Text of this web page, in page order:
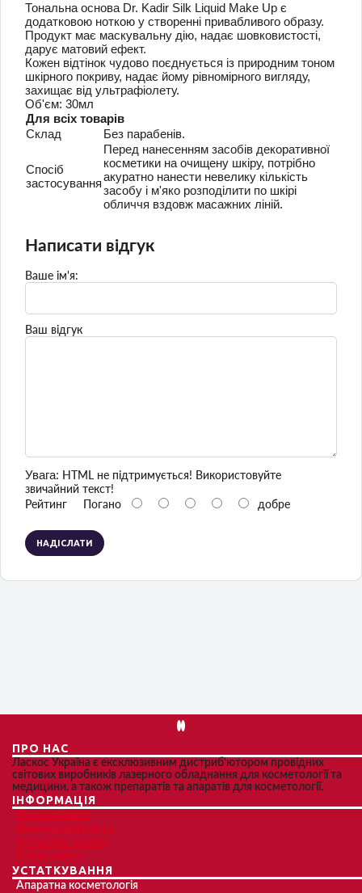
Тональна основа Dr. Kadir Silk Liquid Make Up є
додатковою ноткою у створенні привабливого образу.
Продукт має маскувальну дію, надає шовковистості,
дарує матовий ефект.
Кожен відтінок чудово поєднується із природним тоном
шкірного покриву, надає йому рівномірного вигляду,
захищає від ультрафіолету.
Об'єм: 30мл
Для всіх товарів
Склад
Без парабенів.
Спосіб
застосування
Перед нанесенням засобів декоративної
косметики на очищену шкіру, потрібно
акуратно нанести невелику кількість
засобу і м'яко розподілити по шкірі
обличчя вздовж масажних ліній.
Написати відгук
Ваше ім'я:
Ваш відгук
Увага: HTML не підтримується! Використовуйте
звичайний текст!
Рейтинг Погано добре
НАДІСЛАТИ
ПРО НАС
Ласкос Україна є ексклюзивним дистриб'ютором провідних
світових виробників лазерного обладнання для косметології та
медицини, а також препаратів та апаратів для косметології.
ІНФОРМАЦІЯ
Про компанію
Навчальний центр
Зв'язатися з нами
Карта сайту
УСТАТКУВАННЯ
Апаратна косметологія